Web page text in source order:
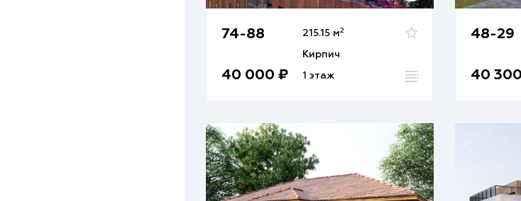
74-88
40 000 ₽
215.15 м2
Кирпич
1 этаж
48-29
40